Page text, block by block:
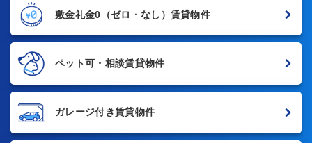
敷金礼金0 （ゼロ・なし）賃貸物件
ペット可・相談賃貸物件
ガレージ付き賃貸物件